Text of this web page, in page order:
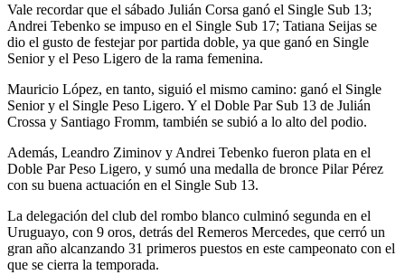
Vale recordar que el sábado Julián Corsa ganó el Single Sub 13;
Andrei Tebenko se impuso en el Single Sub 17; Tatiana Seijas se
dio el gusto de festejar por partida doble, ya que ganó en Single
Senior y el Peso Ligero de la rama femenina.
Mauricio López, en tanto, siguió el mismo camino: ganó el Single
Senior y el Single Peso Ligero. Y el Doble Par Sub 13 de Julián
Crossa y Santiago Fromm, también se subió a lo alto del podio.
Además, Leandro Ziminov y Andrei Tebenko fueron plata en el
Doble Par Peso Ligero, y sumó una medalla de bronce Pilar Pérez
con su buena actuación en el Single Sub 13.
La delegación del club del rombo blanco culminó segunda en el
Uruguayo, con 9 oros, detrás del Remeros Mercedes, que cerró un
gran año alcanzando 31 primeros puestos en este campeonato con el
que se cierra la temporada.